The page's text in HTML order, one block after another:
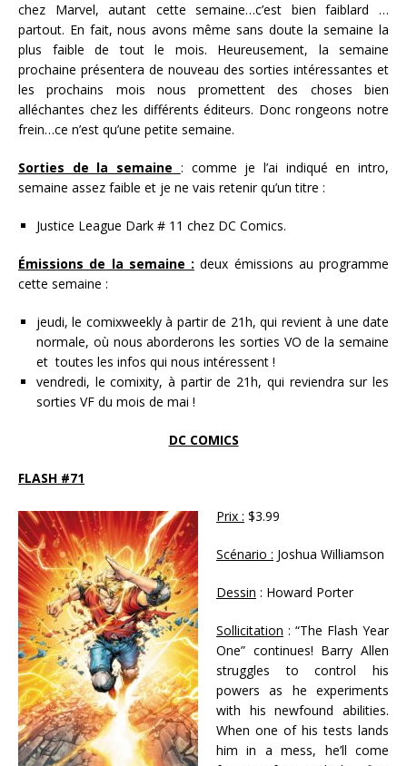
chez Marvel, autant cette semaine…c’est bien faiblard …
partout. En fait, nous avons même sans doute la semaine la
plus faible de tout le mois. Heureusement, la semaine
prochaine présentera de nouveau des sorties intéressantes et
les prochains mois nous promettent des choses bien
alléchantes chez les différents éditeurs. Donc rongeons notre
frein…ce n’est qu’une petite semaine.
Sorties de la semaine : comme je l’ai indiqué en intro,
semaine assez faible et je ne vais retenir qu’un titre :
Justice League Dark # 11 chez DC Comics.
Émissions de la semaine : deux émissions au programme
cette semaine :
jeudi, le comixweekly à partir de 21h, qui revient à une date
normale, où nous aborderons les sorties VO de la semaine
et toutes les infos qui nous intéressent !
vendredi, le comixity, à partir de 21h, qui reviendra sur les
sorties VF du mois de mai !
DC COMICS
FLASH #71
Prix : $3.99
Scénario : Joshua Williamson
Dessin : Howard Porter
Sollicitation : “The Flash Year
One” continues! Barry Allen
struggles to control his
powers as he experiments
with his newfound abilities.
When one of his tests lands
him in a mess, he’ll come